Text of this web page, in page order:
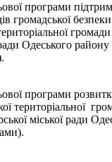
програми
громадської
Одеського району
програми
територіальної
міської ради